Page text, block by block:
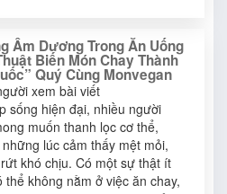
Âm Dương Trong Ăn Uống
Biến Món Chay Thành
Quý Cùng Monvegan
xem bài viết
sống hiện đại, nhiều người
muốn thanh lọc cơ thể,
lúc cảm thấy mệt mỏi,
khó chịu. Có một sự thật ít
không nằm ở việc ăn chay,